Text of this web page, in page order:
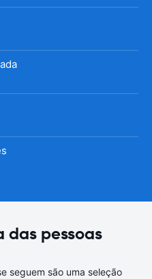
das pessoas
seguem são uma seleção